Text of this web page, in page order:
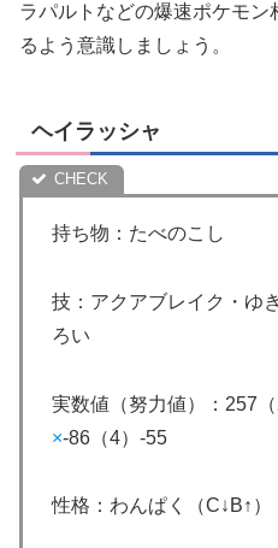
ラパルトなどの爆速ポケモ
るよう意識しましょう。
ヘイラッシャ
持ち物：たべのこし
技：アクアブレイク・ゆ
ろい
実数値（努力値）：257
×-86（4）-55
性格：わんぱく（C↓B↑）